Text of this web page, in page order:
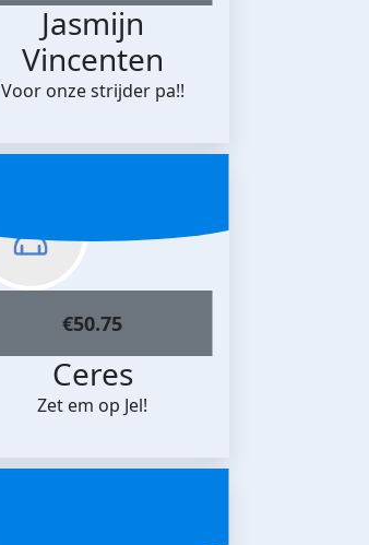
Jasmijn
Vincenten
Voor onze strijder pa!!
€50.75
Ceres
Zet em op Jel!